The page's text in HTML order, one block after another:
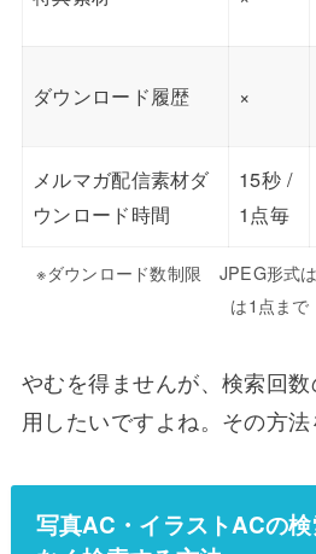
ダウンロード履歴 ×
メルマガ配信素材ダ
ウンロード時間
15秒 /
1点毎
※ダウンロード数制限 JPEG形式
は1点まで
やむを得ませんが、検索回
用したいですよね。その方法
写真AC・イラストACの